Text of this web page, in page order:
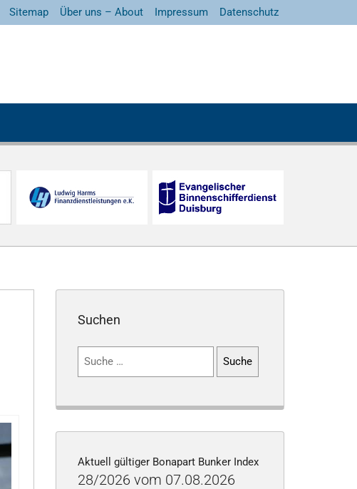
Sitemap Über uns – About Impressum Datenschutz
Suchen
Suchen
Aktuell gültiger Bonapart Bunker Index
28/2026 vom 07.08.2026